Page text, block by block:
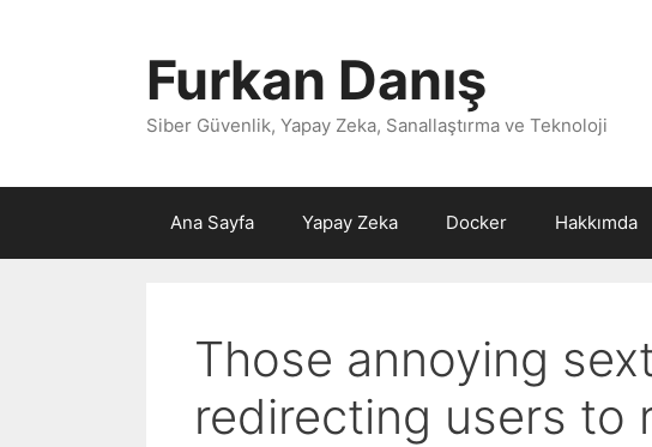
Furkan Danış
Siber Güvenlik, Yapay Zeka, Sanallaştırma ve Teknoloji
Ana Sayfa Yapay Zeka Docker Hakkımda
Those annoying
redirecting users to